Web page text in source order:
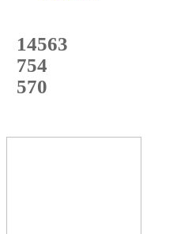
14563
с начала года
754
с начала месяца
570
с начала недели